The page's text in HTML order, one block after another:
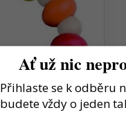
Ať už nic
Přihlaste se k odběru
budete vždy o jeden